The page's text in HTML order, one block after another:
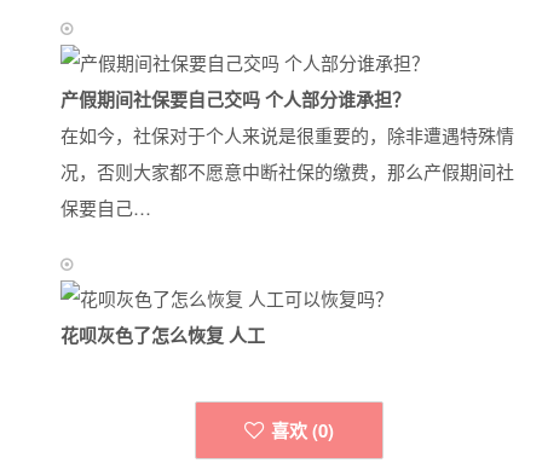
产假期间社保要自己交吗 个人部分谁承担？
在如今，社保对于个人来说是很重要的，除非遭遇特殊情
况，否则大家都不愿意中断社保的缴费，那么产假期间社
保要自己…
花呗灰色了怎么恢复 人工
喜欢 (0)